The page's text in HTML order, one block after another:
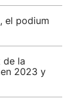
el podium
de la
2023 y